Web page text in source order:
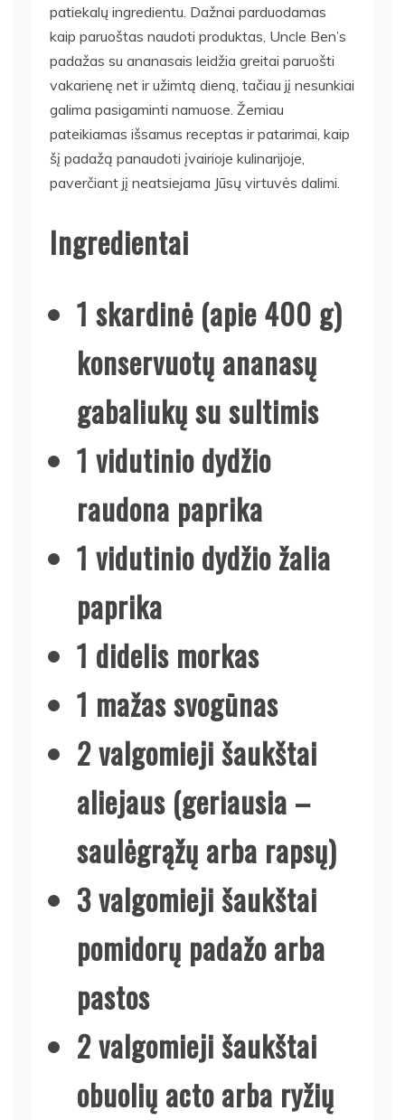
patiekalų ingredientu. Dažnai parduodamas
kaip paruoštas naudoti produktas, Uncle Ben’s
padažas su ananasais leidžia greitai paruošti
vakarienę net ir užimtą dieną, tačiau jį nesunkiai
galima pasigaminti namuose. Žemiau
pateikiamas išsamus receptas ir patarimai, kaip
šį padažą panaudoti įvairioje kulinarijoje,
paverčiant jį neatsiejama Jūsų virtuvės dalimi.
Ingredientai
1 skardinė (apie 400 g)
konservuotų ananasų
gabaliukų su sultimis
1 vidutinio dydžio
raudona paprika
1 vidutinio dydžio žalia
paprika
1 didelis morkas
1 mažas svogūnas
2 valgomieji šaukštai
aliejaus (geriausia –
saulėgrąžų arba rapsų)
3 valgomieji šaukštai
pomidorų padažo arba
pastos
2 valgomieji šaukštai
obuolių acto arba ryžių